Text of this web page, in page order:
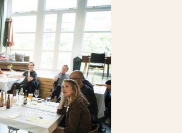
voor onze nieuwsbrief en mis nooit meer iets in MidWest.